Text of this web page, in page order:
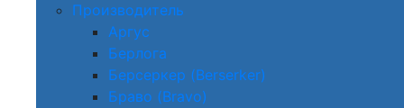
Производитель
Аргус
Берлога
Берсеркер (Berserker)
Браво (Bravo)